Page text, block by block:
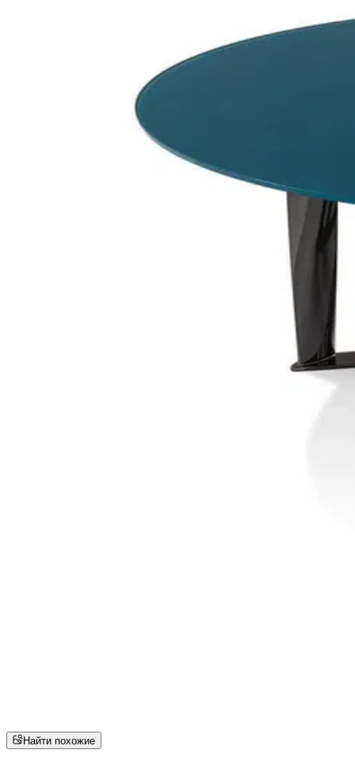
Найти похожие